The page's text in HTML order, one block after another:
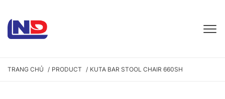
TRANG CHỦ PRODUCT KUTA BAR STOOL CHAIR 660SH